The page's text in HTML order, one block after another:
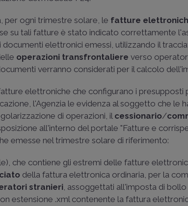
per ogni trimestre solare, le fatture
su tali fatture è stato indicato correttamente
documenti elettronici emessi, utilizzando il
operazioni transfrontaliere verso
verranno considerati per il calcolo
elettroniche che configurano i
l'Agenzia le evidenza al soggetto che le
di operazioni, ilcessionario/
all'interno del portale "Fatture e
emesse nel trimestre solare di riferimento:
che contiene gli estremi delle fatture
della fattura elettronica ordinaria, per la
stranieri, assoggettati all'imposta di bollo
estensione .xml contenente la fattura